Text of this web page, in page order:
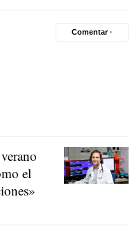
Comentar ·
el